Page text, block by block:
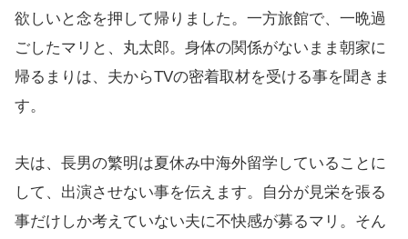
欲しいと念を押して帰りました。一方旅館で、一晩過
ごしたマリと、丸太郎。身体の関係がないまま朝家に
帰るまりは、夫からTVの密着取材を受ける事を聞きま
す。
夫は、長男の繁明は夏休み中海外留学していることに
して、出演させない事を伝えます。自分が見栄を張る
事だけしか考えていない夫に不快感が募るマリ。そん